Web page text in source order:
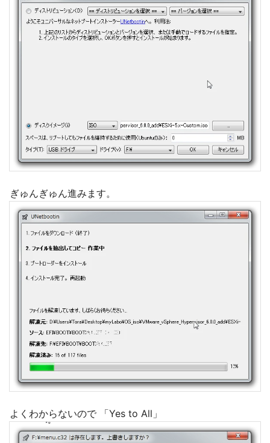
ぎゅんぎゅん進みます。
よくわからないので 「Yes to All」